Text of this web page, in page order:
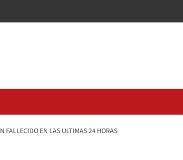
FALLECIDO EN LAS ULTIMAS 24 HORAS